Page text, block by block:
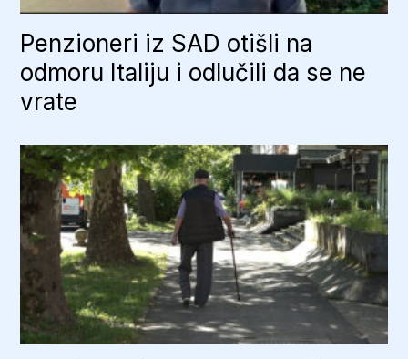
Penzioneri iz SAD otišli na
odmoru Italiju i odlučili da se ne
vrate